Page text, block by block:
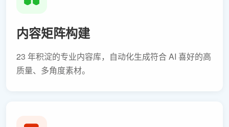
内容矩阵构建
23 年积淀的专业内容库，自动化生成符合 AI 喜好的高
质量、多角度素材。